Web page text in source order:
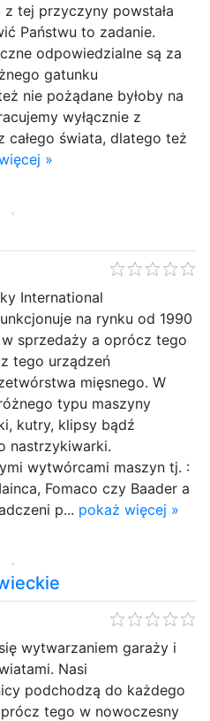
tej przyczyny powstała
Państwu to zadanie.
odpowiedzialne są za
gatunku
nie pożądane byłoby na
wyłącznie z
całego świata, dlatego też
»
International
na rynku od 1990
sprzedaży a oprócz tego
tego urządzeń
mięsnego. W
typu maszyny
kutry, klipsy bądź
nastrzykiwarki.
wytwórcami maszyn tj. :
Fomaco czy Baader a
p... pokaż więcej »
wytwarzaniem garaży i
Nasi
podchodzą do każdego
tego w nowoczesny